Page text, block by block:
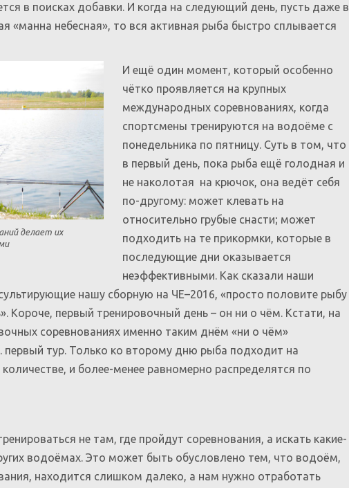
в поисках добавки. И когда на следующий день, пусть даже в
«манна небесная», то вся активная рыба быстро сплывается
делает их
И ещё один момент, который особенно
чётко проявляется на крупных
международных соревнованиях, когда
спортсмены тренируются на водоёме с
понедельника по пятницу. Суть в том, что
в первый день, пока рыба ещё голодная и
не наколотая на крючок, она ведёт себя
по-другому: может клевать на
относительно грубые снасти; может
подходить на те прикормки, которые в
последующие дни оказывается
неэффективными. Как сказали наши
нашу сборную на ЧЕ–2016, «просто половите рыбу
Короче, первый тренировочный день – он ни о чём. Кстати, на
соревнованиях именно таким днём «ни о чём»
первый тур. Только ко второму дню рыба подходит на
и более-менее равномерно распределятся по
не там, где пройдут соревнования, а искать какие-
водоёмах. Это может быть обусловлено тем, что водоём,
находится слишком далеко, а нам нужно отработать